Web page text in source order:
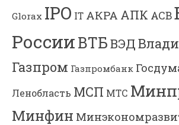
Glorax IPO IT АКРА АПК АСВ
РоссииВТБВЭД
Газпром Газпромбанк
Ленобласть МСП МТС
Минфин